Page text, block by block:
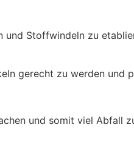
Stoffwindeln zu
gerecht zu werden und
und somit viel Abfall